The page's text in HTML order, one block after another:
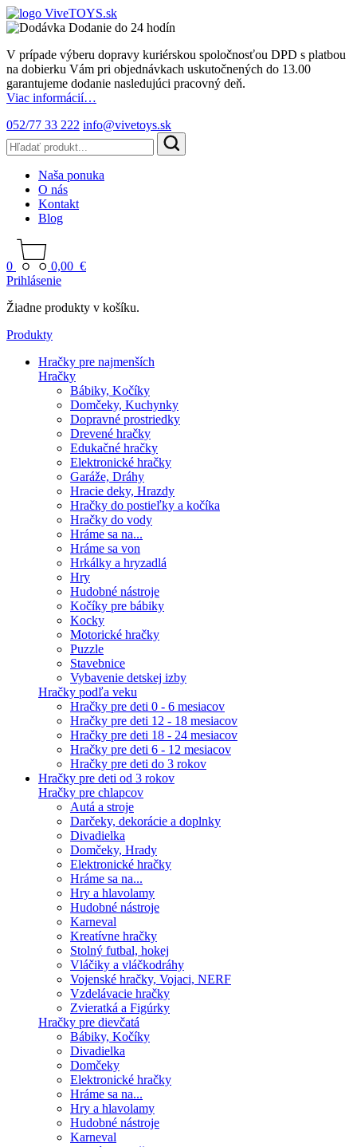
Dodanie do 24 hodín
V prípade výberu dopravy kuriérskou spoločnosťou DPD s platbou
na dobierku Vám pri objednávkach uskutočnených do 13.00
garantujeme dodanie nasledujúci pracovný deň.
Viac informácií…
052/77 33 222 info@vivetoys.sk
Naša ponuka
O nás
Kontakt
Blog
0 0,00 €
Prihlásenie
Žiadne produkty v košíku.
Produkty
Hračky pre najmenších
Hračky
Bábiky, Kočíky
Domčeky, Kuchynky
Dopravné prostriedky
Drevené hračky
Edukačné hračky
Elektronické hračky
Garáže, Dráhy
Hracie deky, Hrazdy
Hračky do postieľky a kočíka
Hračky do vody
Hráme sa na...
Hráme sa von
Hrkálky a hryzadlá
Hry
Hudobné nástroje
Kočíky pre bábiky
Kocky
Motorické hračky
Puzzle
Stavebnice
Vybavenie detskej izby
Hračky podľa veku
Hračky pre deti 0 - 6 mesiacov
Hračky pre deti 12 - 18 mesiacov
Hračky pre deti 18 - 24 mesiacov
Hračky pre deti 6 - 12 mesiacov
Hračky pre deti do 3 rokov
Hračky pre deti od 3 rokov
Hračky pre chlapcov
Autá a stroje
Darčeky, dekorácie a doplnky
Divadielka
Domčeky, Hrady
Elektronické hračky
Hráme sa na...
Hry a hlavolamy
Hudobné nástroje
Karneval
Kreatívne hračky
Stolný futbal, hokej
Vláčiky a vláčkodráhy
Vojenské hračky, Vojaci, NERF
Vzdelávacie hračky
Zvieratká a Figúrky
Hračky pre dievčatá
Bábiky, Kočíky
Divadielka
Domčeky
Elektronické hračky
Hráme sa na...
Hry a hlavolamy
Hudobné nástroje
Karneval